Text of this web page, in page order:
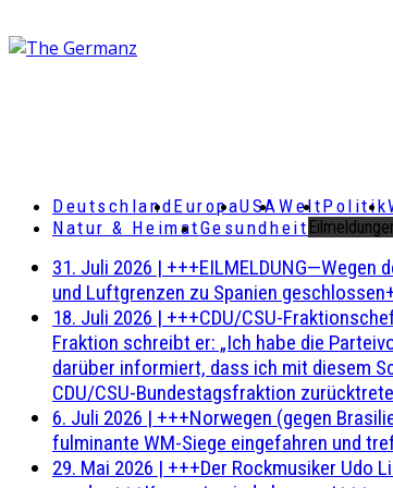
DeutschlandEuropaUSAWeltPolitik
Natur & HeimatGesundheit
31. Juli 2026 | +++EILMELDUNG—Wegen
und Luftgrenzen zu Spanien
18. Juli 2026 | +++CDU/CSU-
Fraktion schreibt er: „Ich habe die
darüber informiert, dass ich mit diesem
CDU/CSU-Bundestagsfraktion
6. Juli 2026 | +++Norwegen (gegen
fulminante WM-Siege eingefahren und
29. Mai 2026 | +++Der Rockmusiker Udo